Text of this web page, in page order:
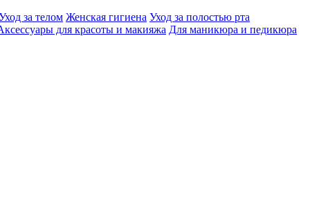
за телом Женская гигиена Уход за полостью рта
для красоты и макияжа Для маникюра и педикюра